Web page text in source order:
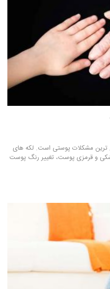
مشکلات پوستی است. لکه های
و قرمزی پوست، تغییر رنگ پوست